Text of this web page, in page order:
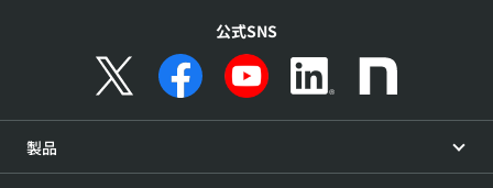
公式SNS
製品